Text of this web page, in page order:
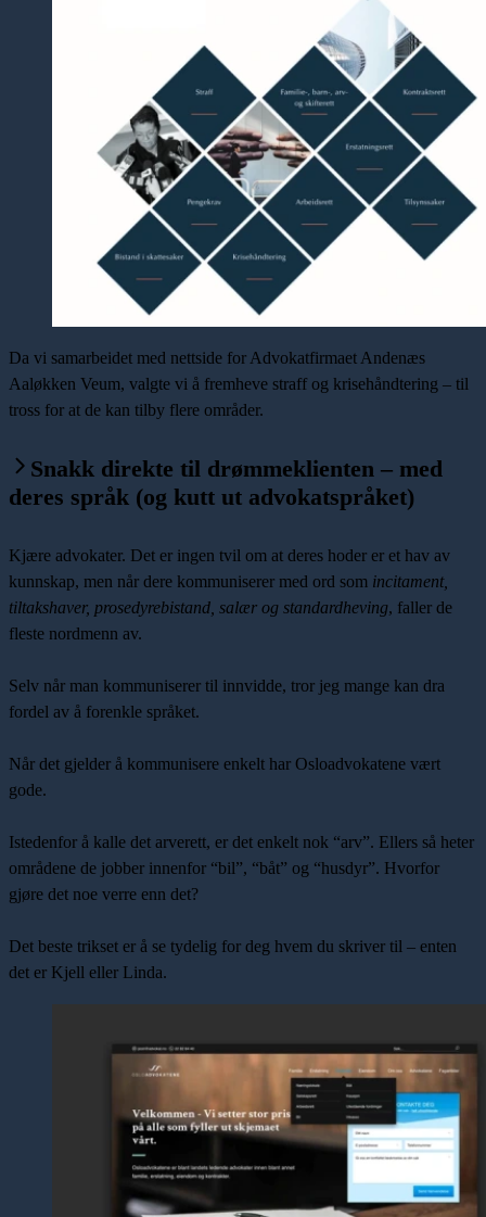
Da vi samarbeidet med nettside for Advokatfirmaet Andenæs
Aaløkken Veum, valgte vi å fremheve straff og krisehåndtering – til
tross for at de kan tilby flere områder.
Snakk direkte til drømmeklienten – med
deres språk (og kutt ut advokatspråket)
Kjære advokater. Det er ingen tvil om at deres hoder er et hav av
kunnskap, men når dere kommuniserer med ord som incitament,
tiltakshaver, prosedyrebistand, salær og standardheving, faller de
fleste nordmenn av.
Selv når man kommuniserer til innvidde, tror jeg mange kan dra
fordel av å forenkle språket.
Når det gjelder å kommunisere enkelt har Osloadvokatene vært
gode.
Istedenfor å kalle det arverett, er det enkelt nok “arv”. Ellers så heter
områdene de jobber innenfor “bil”, “båt” og “husdyr”. Hvorfor
gjøre det noe verre enn det?
Det beste trikset er å se tydelig for deg hvem du skriver til – enten
det er Kjell eller Linda.